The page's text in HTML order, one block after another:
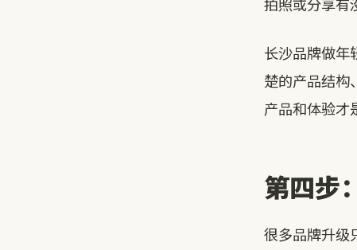
长沙品牌做年
楚的产品结构
产品和体验才
第四步
很多品牌升级